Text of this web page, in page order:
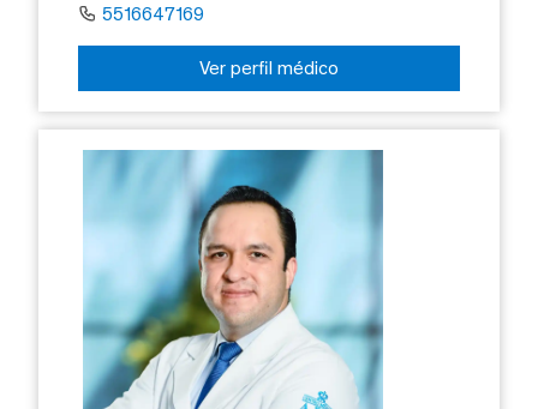
5516647169
Ver perfil médico